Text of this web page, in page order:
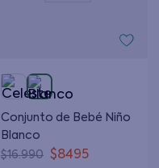
Conjunto de Bebé Niño
Blanco
$16.990 $8495